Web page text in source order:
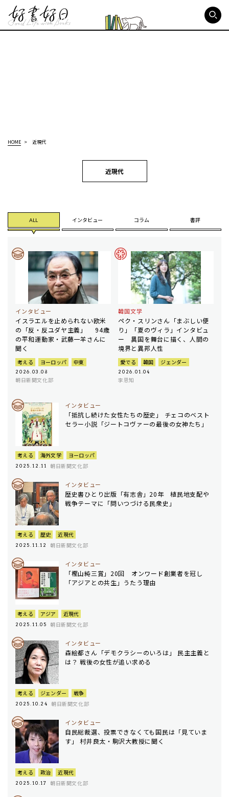
HOME 近現代
近現代
ALL インタビュー コラム 書評
インタビュー
イスラエルを止められない欧米
の「反・反ユダヤ主義」 94歳
の平和運動家・武藤一羊さんに
聞く
考える ヨーロッパ 中東
2026.03.08
朝日新聞文化部
韓国文学
ペク・スリンさん「まぶしい便
り」「夏のヴィラ」インタビュ
ー 異国を舞台に描く、人間の
境界と異邦人性
愛でる 韓国 ジェンダー
2026.01.04
李恩知
インタビュー
「抵抗し続けた女性たちの歴史」 チェコのベスト
セラー小説「ジートコヴァーの最後の女神たち」
考える 海外文学 ヨーロッパ
2025.12.11 朝日新聞文化部
インタビュー
歴史書ひとり出版「有志舎」20年 植民地支配や
戦争テーマに「問いつづける民衆史」
考える 歴史 近現代
2025.11.12 朝日新聞文化部
インタビュー
「樫山純三賞」20回 オンワード創業者を冠し
「アジアとの共生」うたう理由
考える アジア 近現代
2025.11.05 朝日新聞文化部
インタビュー
森絵都さん「デモクラシーのいろは」 民主主義と
は？ 戦後の女性が追い求める
考える ジェンダー 戦争
2025.10.24 朝日新聞文化部
インタビュー
自民総裁選、投票できなくても国民は「見ていま
す」 村井良太・駒沢大教授に聞く
考える 政治 近現代
2025.10.17 朝日新聞文化部